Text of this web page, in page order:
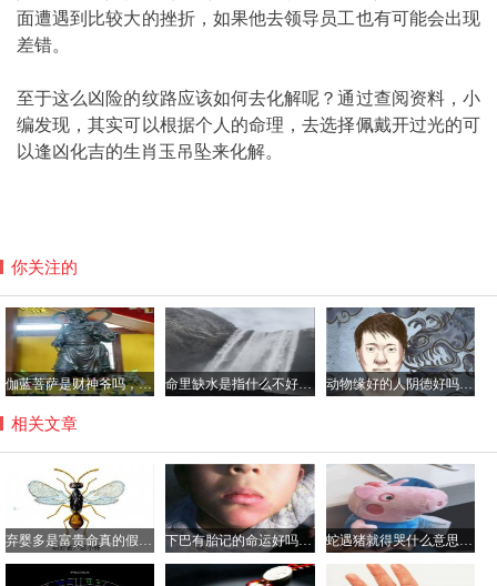
面遭遇到比较大的挫折，如果他去领导员工也有可能会出现
差错。
至于这么凶险的纹路应该如何去化解呢？通过查阅资料，小
编发现，其实可以根据个人的命理，去选择佩戴开过光的可
以逢凶化吉的生肖玉吊坠来化解。
你关注的
伽蓝菩萨是财神爷吗，平时如何供奉伽蓝菩萨？ 命里缺水是指什么不好具体哪方面？命中缺水的人如何化解 动物缘好的人阴德好吗，阴德厚重的面相是怎样的？
相关文章
弃婴多是富贵命真的假的，弃婴的命都很硬吗？ 下巴有胎记的命运好吗，胎记都有哪些颜色？ 蛇遇猪就得哭什么意思，猪为什么是蛇的天敌？